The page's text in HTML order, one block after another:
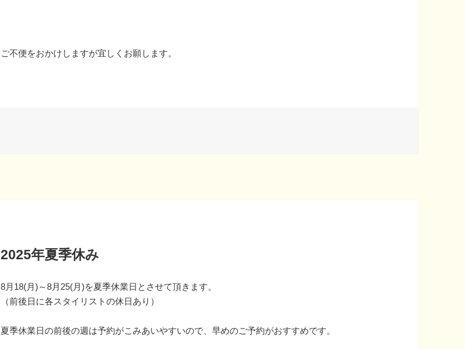
ご不便をおかけしますが宜しくお願します。
2025年夏季休み
8月18(月)～8月25(月)を夏季休業日とさせて頂きます。
（前後日に各スタイリストの休日あり）
夏季休業日の前後の週は予約がこみあいやすいので、早めのご予約がおすすめです。